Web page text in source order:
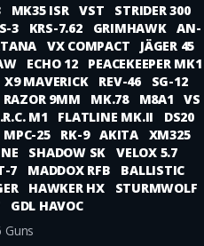
MK35 ISR VST
STRIDER 300
3 KRS-7.62 GRIMHAWK AN-
VX COMPACT
JÄGER 45
ECHO 12
PEACEKEEPER MK1
X9 MAVERICK REV-46
SG-12
RAZOR 9MM MK.78 M8A1
VS
M1 FLATLINE MK.II
DS20
MPC-25 RK-9 AKITA
XM325
SHADOW SK
VELOX 5.7
7 MADDOX RFB
BALLISTIC
HAWKER HX
STURMWOLF
GDL HAVOC
Guns